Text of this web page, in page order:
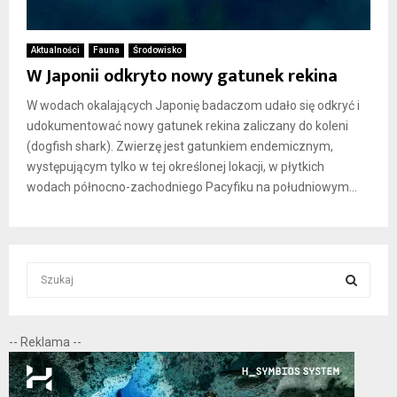
Aktualności Fauna Środowisko
W Japonii odkryto nowy gatunek rekina
W wodach okalających Japonię badaczom udało się odkryć i
udokumentować nowy gatunek rekina zaliczany do koleni
(dogfish shark). Zwierzę jest gatunkiem endemicznym,
występującym tylko w tej określonej lokacji, w płytkich
wodach północno-zachodniego Pacyfiku na południowym...
c
h
f
E
A
-- Reklama --